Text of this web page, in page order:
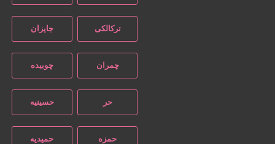
ترکالکی جایزان
چمران چوبیده
حسینیه
حمزه حمیدیه